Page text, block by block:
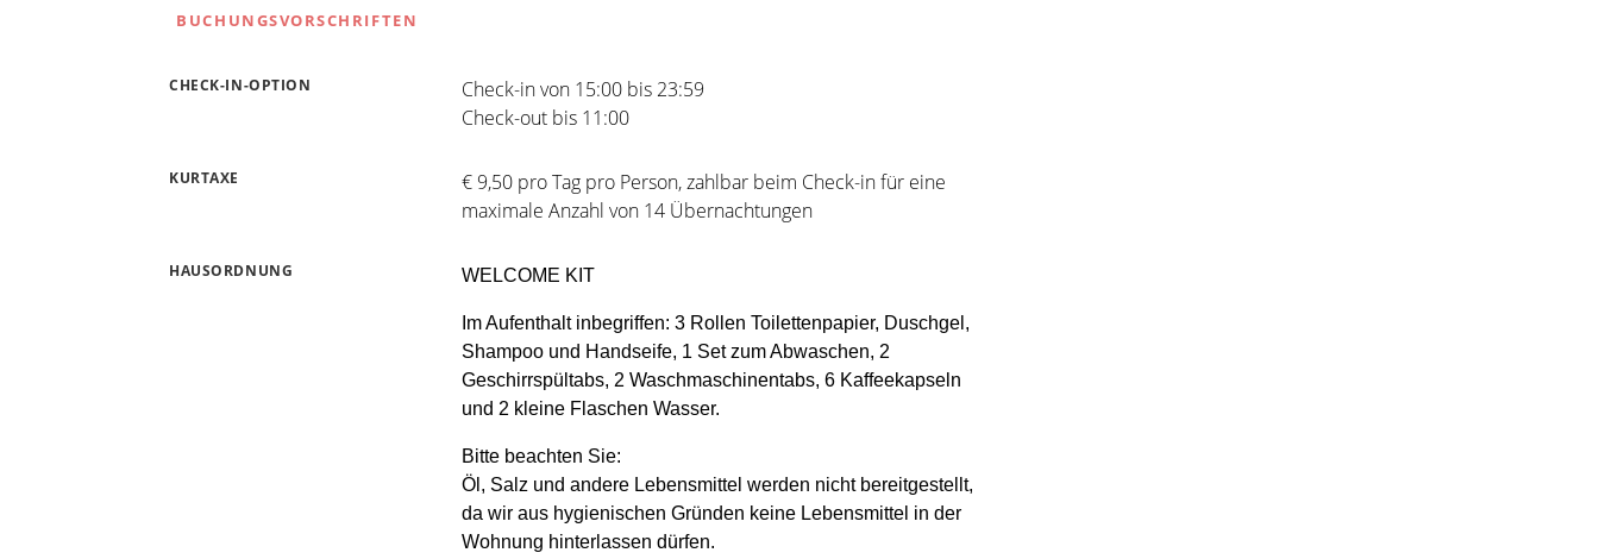
BUCHUNGSVORSCHRIFTEN
CHECK-IN-OPTION
Check-in von 15:00 bis 23:59
Check-out bis 11:00
KURTAXE
€ 9,50 pro Tag pro Person, zahlbar beim Check-in für eine
maximale Anzahl von 14 Übernachtungen
HAUSORDNUNG WELCOME KIT
Im Aufenthalt inbegriffen: 3 Rollen Toilettenpapier, Duschgel,
Shampoo und Handseife, 1 Set zum Abwaschen, 2
Geschirrspültabs, 2 Waschmaschinentabs, 6 Kaffeekapseln
und 2 kleine Flaschen Wasser.
Bitte beachten Sie:
Öl, Salz und andere Lebensmittel werden nicht bereitgestellt,
da wir aus hygienischen Gründen keine Lebensmittel in der
Wohnung hinterlassen dürfen.